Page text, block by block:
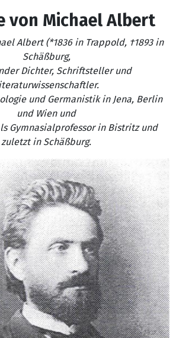
von Michael Albert
Albert (*1836 in Trappold, †1893 in
Schäßburg,
Dichter, Schriftsteller und
und Germanistik in Jena, Berlin
und Wien und
Gymnasialprofessor in Bistritz und
zuletzt in Schäßburg.